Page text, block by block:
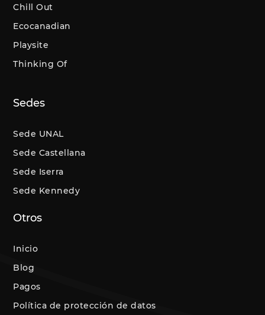
Chill Out
Ecocanadian
Playsite
Thinking Of
Sedes
Sede UNAL
Sede Castellana
Sede Iserra
Sede Kennedy
Otros
Inicio
Blog
Pagos
Política de protección de datos